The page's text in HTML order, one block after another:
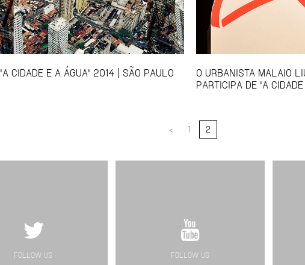
'A CIDADE E A ÁGUA' 2014 | SÃO PAULO
O URBANISTA MALAIO
PARTICIPA DE 'A
< 1 2
FOLLOW US FOLLOW US